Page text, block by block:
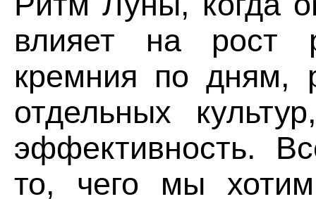
влияет на рост
кремния по дням,
отдельных
эффективность.
то, чего мы